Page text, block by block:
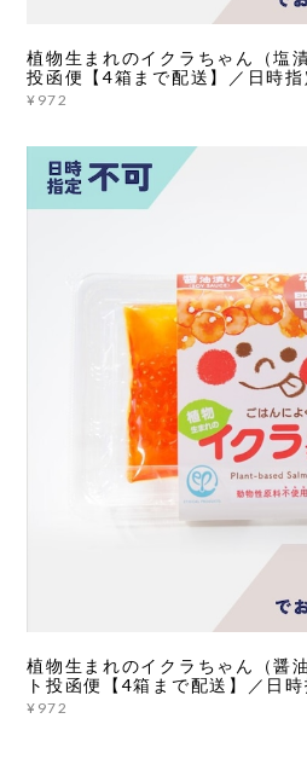
植物生まれのイクラちゃん（
投函便【4箱まで配送】／日時指
¥972
植物生まれのイクラちゃん（
ト投函便【4箱まで配送】／日時
¥972